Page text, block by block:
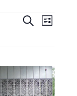
navigatie
ZOEKEN
LIJST